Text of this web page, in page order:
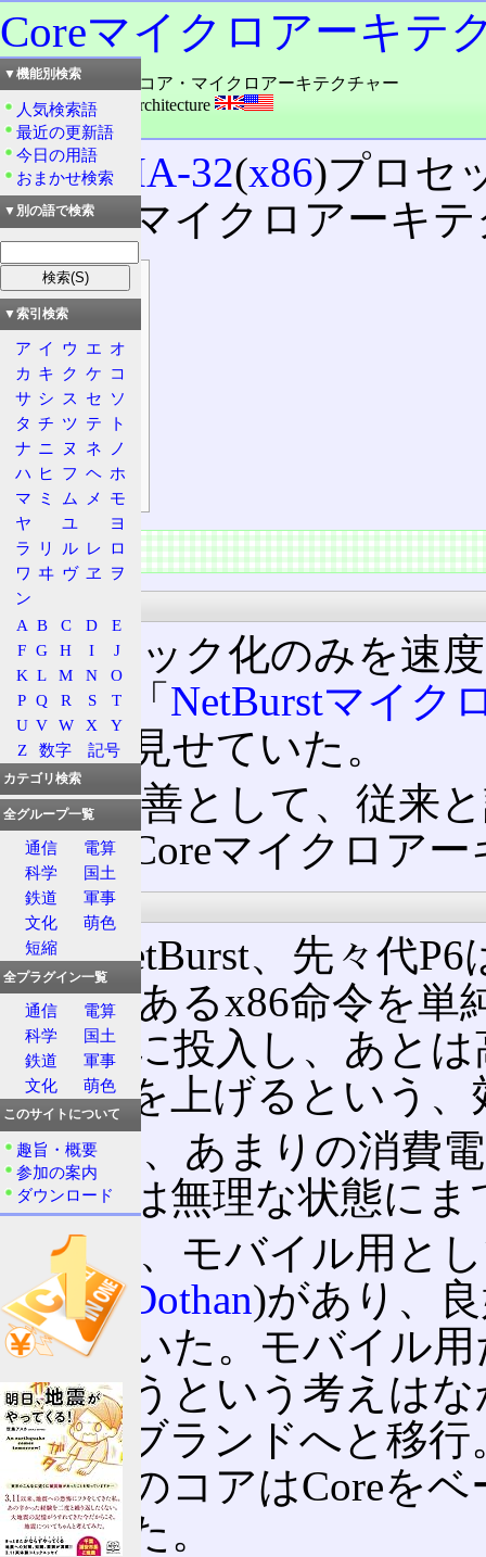
Coreマイクロアーキテ
読み：インテル・コア・マイクロアーキテクチャー
外語：Core Microarchitecture
品詞：固有名詞
Intel製 IA-32(x86)プロセ
されたマイクロアーキ
目次
概要
由来
設計方針
特徴
沿革
採用コア
仕様
概要
由来
高クロック化のみを速
の先代「 NetBurstマイク
まりを見せていた。
この改善として、従来
のが、Coreマイクロア
設計方針
先代NetBurst、先々代
CISCであるx86命令を
ラインに投入し、あと
行速度を上げるという
しかし、あまりの消費
性能化は無理な状態に
同時期、モバイル用と
Banias/ Dothan)があり、
させていた。モバイル
用しようという考えは
はCoreブランドへと移
バー用のコアはCoreを
決定した。
▼機能別検索
人気検索語
最近の更新語
今日の用語
おまかせ検索
▼別の語で検索
▼索引検索
ア イ ウ エ オ
カ キ ク ケ コ
サ シ ス セ ソ
タ チ ツ テ
ト
ナ ニ ヌ ネ
ノ
ハ ヒ フ ヘ ホ
マ ミ ム メ
モ
ヤ
ユ
ヨ
ラ
リ ル レ ロ
ワ ヰ ヴ ヱ
ヲ
ン
A B C D
E
F G H I
J
K L M N
O
P Q R S
T
U V W X
Y
Z
数字 記号
カテゴリ検索
全グループ一覧
通信
電算
科学
国土
鉄道
軍事
文化
萌色
短縮
全プラグイン一覧
通信
電算
科学
国土
鉄道
軍事
文化
萌色
このサイトについて
趣旨・概要
参加の案内
ダウンロード